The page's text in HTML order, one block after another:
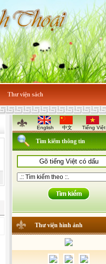
Thư viện sách
English 中文 Tiếng Việt
Tìm kiếm thông tin
Thư viện hình ảnh